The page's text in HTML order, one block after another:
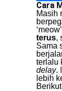
Cara
Masih
terus,
Sama
terlalu
delay.
lebih